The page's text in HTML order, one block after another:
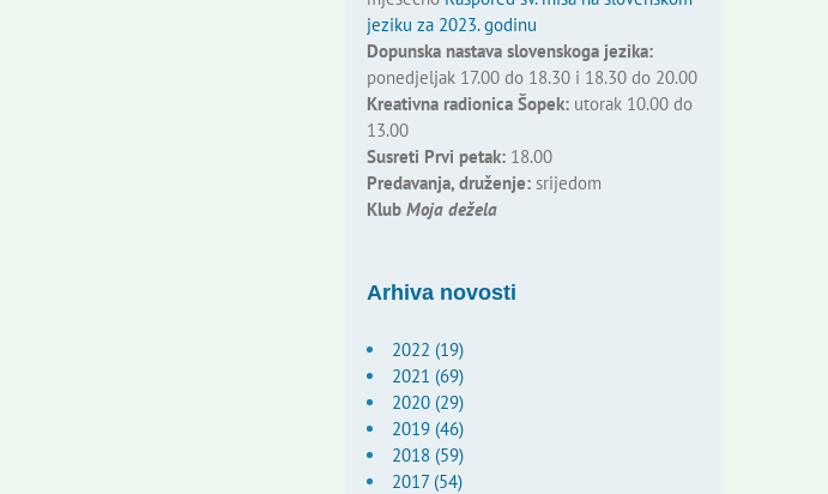
jeziku za 2023. godinu
Dopunska nastava slovenskoga jezika:
ponedjeljak 17.00 do 18.30 i 18.30 do 20.00
Kreativna radionica Šopek:utorak 10.00 do
13.00
Susreti Prvi petak:18.00
Predavanja, druženje:srijedom
Klub Moja dežela
Arhiva novosti
2022 (19)
2021 (69)
2020 (29)
2019 (46)
2018 (59)
2017 (54)